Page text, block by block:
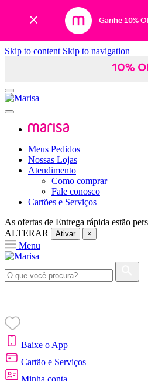
Ganhe 10%
Skip to content Skip to navigation
Meus Pedidos
Nossas Lojas
Atendimento
Como comprar
Fale conosco
Cartões e Serviços
As ofertas de Entrega rápida estão
ALTERAR
Ativar ×
Menu
Baixe o App
Cartão e Serviços
Minha conta